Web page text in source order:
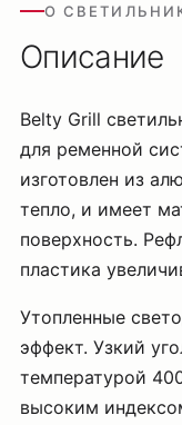
О
Описание
Belty Grill
для ременной
изготовлен из
тепло, и имеет
поверхность.
пластика
Утопленные
эффект. Узкий
температурой
высоким